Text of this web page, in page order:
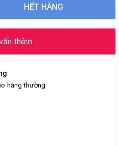
HẾT HÀNG
thêm
hàng thường